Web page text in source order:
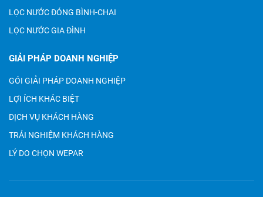
LỌC NƯỚC ĐÓNG BÌNH-CHAI
LỌC NƯỚC GIA ĐÌNH
GIẢI PHÁP DOANH NGHIỆP
GÓI GIẢI PHÁP DOANH NGHIỆP
LỢI ÍCH KHÁC BIỆT
DỊCH VỤ KHÁCH HÀNG
TRẢI NGHIỆM KHÁCH HÀNG
LÝ DO CHỌN WEPAR